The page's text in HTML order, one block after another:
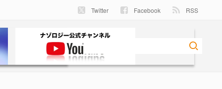
Twitter Facebook RSS